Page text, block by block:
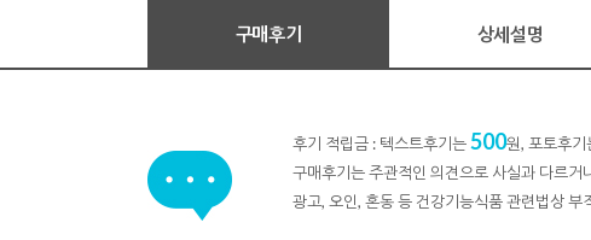
구매후기 상세설명
후기 적립금 : 텍스트후기는500원, 포토후기
구매후기는 주관적인 의견으로 사실과 다르
광고, 오인, 혼동 등 건강기능식품 관련법상